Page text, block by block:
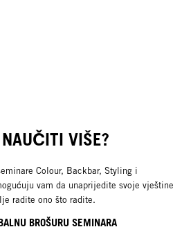
NAUČITI VIŠE?
Colour, Backbar, Styling i
vam da unaprijedite svoje vještine
radite ono što radite.
BROŠURU SEMINARA